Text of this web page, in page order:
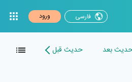
فارسی ورود
بعد حدیث قبل